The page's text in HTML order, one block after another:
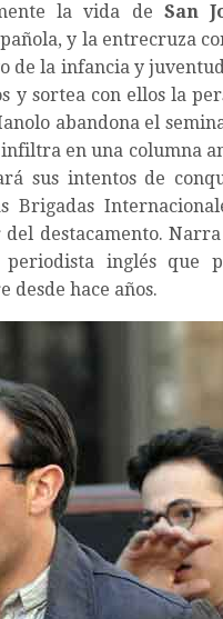
la vida de San
y la entrecruza
de la infancia y
y sortea con ellos la
abandona el
en una columna
sus intentos de
Brigadas
destacamento.
inglés que
desde hace años.